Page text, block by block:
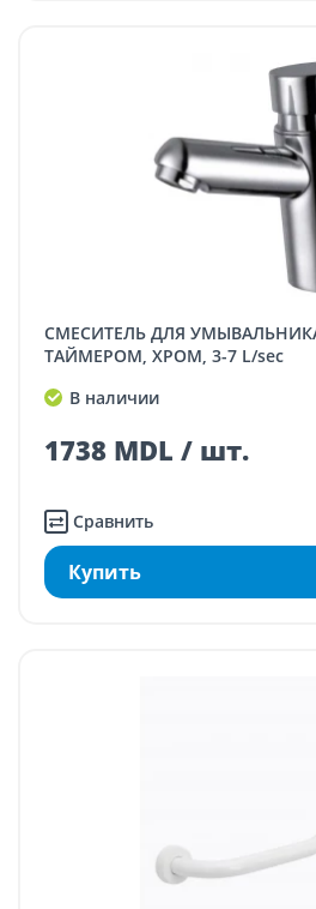
СМЕСИТЕЛЬ ДЛЯ УМЫВАЛЬНИКА KRONER TEMPO, С
ТАЙМЕРОМ, ХРОМ, 3-7 L/sec
В наличии
1738 MDL / шт.
Сравнить
Купить